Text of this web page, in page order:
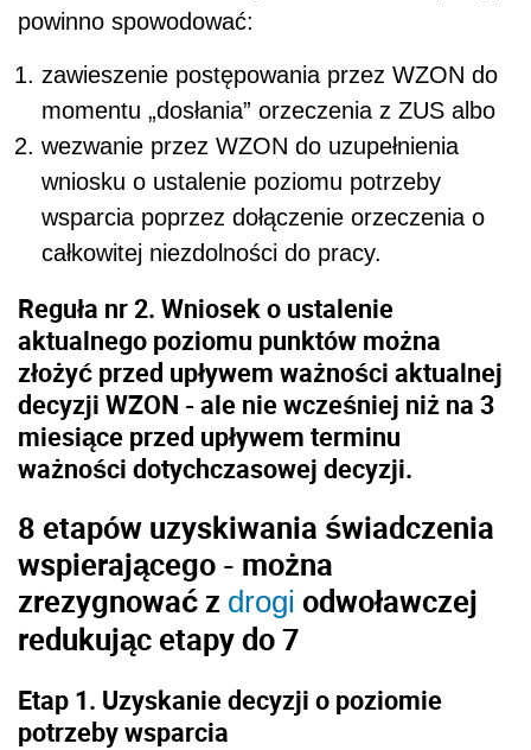
powinno spowodować:
zawieszenie postępowania przez WZON do
momentu „dosłania” orzeczenia z ZUS albo
wezwanie przez WZON do uzupełnienia
wniosku o ustalenie poziomu potrzeby
wsparcia poprzez dołączenie orzeczenia o
całkowitej niezdolności do pracy.
Reguła nr 2. Wniosek o ustalenie
aktualnego poziomu punktów można
złożyć przed upływem ważności aktualnej
decyzji WZON - ale nie wcześniej niż na 3
miesiące przed upływem terminu
ważności dotychczasowej decyzji.
8 etapów uzyskiwania świadczenia
wspierającego - można
zrezygnować z drogi odwoławczej
redukując etapy do 7
Etap 1. Uzyskanie decyzji o poziomie
potrzeby wsparcia